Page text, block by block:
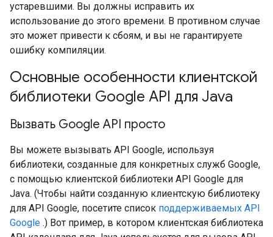
устаревшими. Вы должны исправить их
использование до этого времени. В противном случае
это может привести к сбоям, и вы не гарантируете
ошибку компиляции.
Основные особенности клиентской
библиотеки Google API для Java
Вызвать Google API просто
Вы можете вызывать API Google, используя
библиотеки, созданные для конкретных служб Google,
с помощью клиентской библиотеки API Google для
Java. (Чтобы найти созданную клиентскую библиотеку
для API Google, посетите список поддерживаемых API
Google .) Вот пример, в котором клиентская библиотека